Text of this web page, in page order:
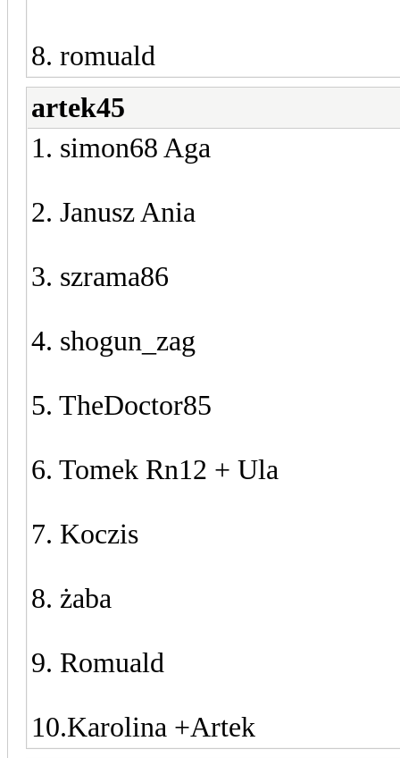
8. romuald
artek45
1. simon68 Aga
2. Janusz Ania
3. szrama86
4. shogun_zag
5. TheDoctor85
6. Tomek Rn12 + Ula
7. Koczis
8. żaba
9. Romuald
10.Karolina +Artek